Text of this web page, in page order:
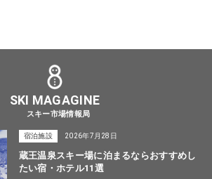
SKI MAGAGINE
スキー市場情報局
宿泊施設 2026年7月28日
蔵王温泉スキー場に泊まるならおすすめし
たい宿・ホテル11選